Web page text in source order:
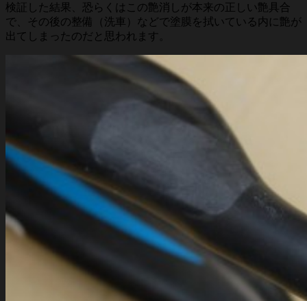
検証した結果、恐らくはこの艶消しが本来の正しい艶具合
で、その後の整備（洗車）などで塗膜を拭いている内に艶が
出てしまったのだと思われます。